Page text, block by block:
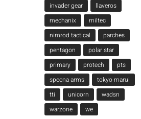
invader gear
llaveros
mechanix
miltec
nimrod tactical
parches
pentagon
polar star
primary
protech
pts
specna arms
tokyo marui
tti
unicorn
wadsn
warzone
we